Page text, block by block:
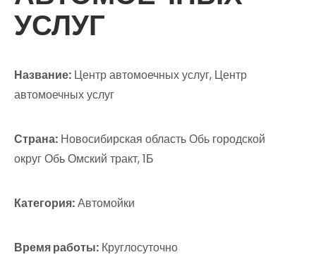
УСЛУГ
Название: Центр автомоечных услуг, Центр
автомоечных услуг
Страна: Новосибирская область Обь городской
округ Обь Омский тракт, 1Б
Категория:Автомойки
Время работы: Круглосуточно